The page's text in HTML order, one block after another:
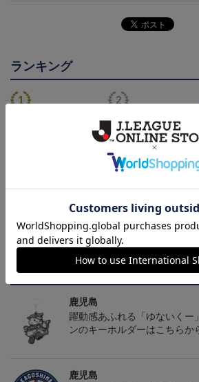
ランキング
ニフォーム（FP1st）
13,200円～17,600円
け】2025オーセンティッ
クユニフォーム FP1st
8,800円
トピックス
鹿児島
躍動感あふれる「ゆないくー
ンのキーホルダーはこちらか
鹿児島